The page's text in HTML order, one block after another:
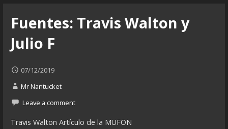
Fuentes: Travis Walton y
Julio F
07/12/2019
Mr Nantucket
Leave a comment
Travis Walton Artículo de la MUFON